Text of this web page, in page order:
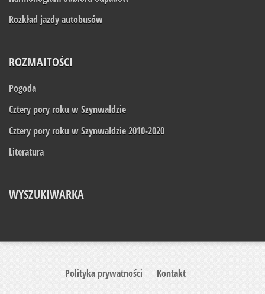
Rozkład jazdy autobusów
ROZMAITOŚCI
Pogoda
Cztery pory roku w Szynwałdzie
Cztery pory roku w Szynwałdzie 2010-2020
Literatura
WYSZUKIWARKA
Polityka prywatności Kontakt